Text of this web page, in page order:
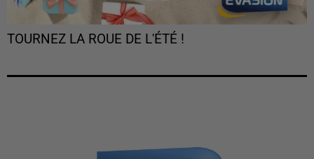
TOURNEZ LA ROUE DE L'ÉTÉ !